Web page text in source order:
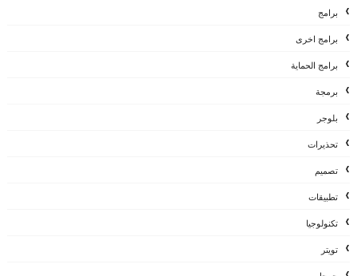
برامج
برامج اخرى
برامج الحماية
برمجة
بلوجر
تحذيرات
تصميم
تطبيقات
تكنولوجيا
تويتر